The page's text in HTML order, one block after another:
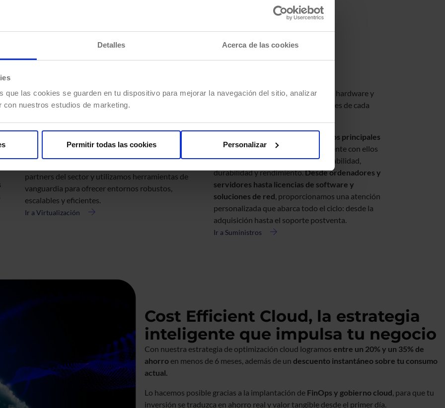
Detalles Acerca de las cookies
que las cookies se guarden en tu dispositivo para mejorar la navegación del sitio, analizar
nuestros estudios de marketing.
Personalizar
Permitir todas las cookies
de
desafío tecnológico.
Ir a Infraestructuras
de
Infraestructuras
Diseñamos soluciones de infraestructura a medida,
alineadas con las necesidades y objetivos
tecnologías comohiperconvergencia y
virtualización de escritorios y aplicaciones
partners del sector y utilizamos herramientas de
vanguardia para ofrecer entornos robustos,
escalables y eficientes.
Ir a Virtualización
acerca
Ofrecemos soluciones integrales en hardware y
software, adaptadas a las necesidades de cada
distribuidores oficiales de los principales
fabricantesy trabajamos directamente con ellos
para garantizar productos de alta fiabilidad,
durabilidad y rendimiento.Desde ordenadores y
servidores hasta licencias de software y
soluciones de red , proporcionamos una atención
personalizada que abarca todo el ciclo: desde la
adquisición hasta el soporte postventa.
Ir a Suministros
acerca
Cost Efficient Cloud, la estrategia
inteligente que impulsa tu negocio
Con nuestra estrategia de optimización cloud logramosentre un 20% y un 35% de
ahorro en menos de 6 meses, además de undescuento instantáneo sobre tu consumo
actual.
Lo hacemos posible gracias a la implantación de FinOps y gobierno cloud, para que tu
inversión se traduzca en ahorro real y valor tangible desde el primer día.